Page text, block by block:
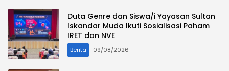
Duta Genre dan Siswa/i Yayasan Sultan
Iskandar Muda Ikuti Sosialisasi Paham
IRET dan NVE
Berita 09/08/2026